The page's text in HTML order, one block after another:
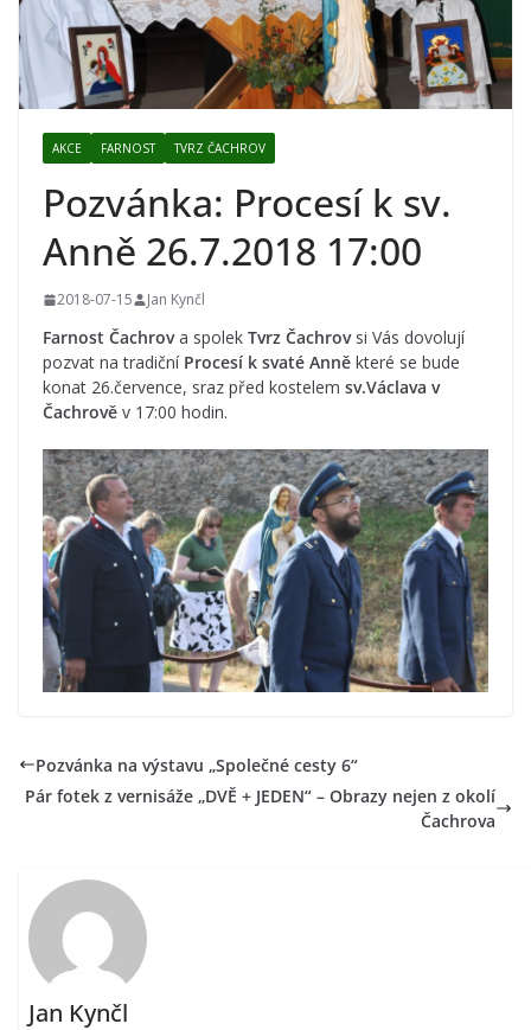
AKCE FARNOST TVRZ ČACHROV
Pozvánka: Procesí k sv.
Anně 26.7.2018 17:00
2018-07-15 Jan Kynčl
Farnost Čachrova spolek Tvrz Čachrovsi Vás dovolují
pozvat na tradiční Procesí k svaté Anně které se bude
konat 26.července, sraz před kostelem sv.Václava v
Čachrově v 17:00 hodin.
Pozvánka na výstavu „Společné cesty 6“
Pár fotek z vernisáže „DVĚ + JEDEN“ – Obrazy nejen z okolí
Čachrova
Jan Kynčl